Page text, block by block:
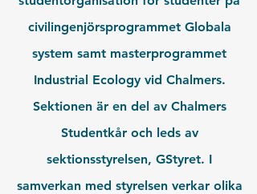
civilingenjörsprogrammet Globala
system samt masterprogrammet
Industrial Ecology vid Chalmers.
Sektionen är en del av Chalmers
Studentkår och leds av
sektionsstyrelsen, GStyret. I
samverkan med styrelsen verkar olika